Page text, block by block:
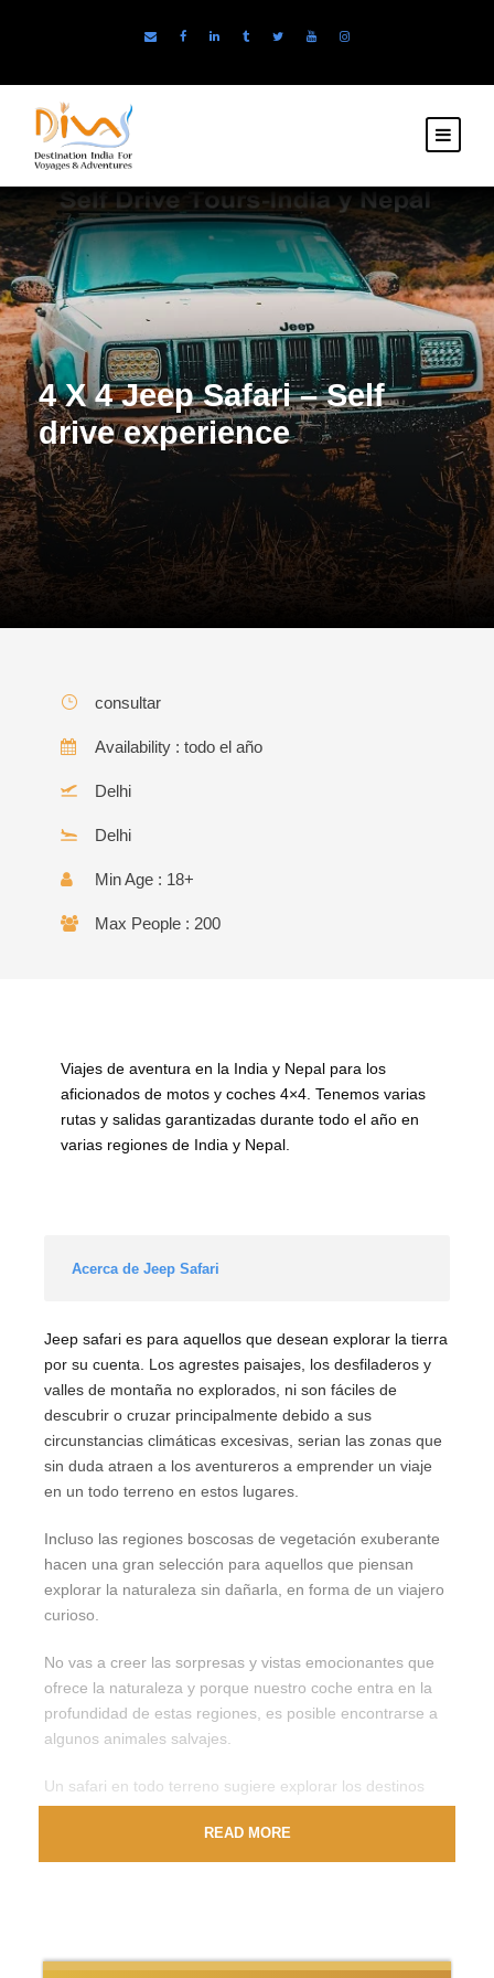
4 X 4 Jeep Safari – Self
drive experience
consultar
Availability : todo el año
Delhi
Delhi
Min Age : 18+
Max People : 200
Viajes de aventura en la India y Nepal para los
aficionados de motos y coches 4×4. Tenemos varias
rutas y salidas garantizadas durante todo el año en
varias regiones de India y Nepal.
Acerca de Jeep Safari
Jeep safari es para aquellos que desean explorar la tierra
por su cuenta. Los agrestes paisajes, los desfiladeros y
valles de montaña no explorados, ni son fáciles de
descubrir o cruzar principalmente debido a sus
circunstancias climáticas excesivas, serian las zonas que
sin duda atraen a los aventureros a emprender un viaje
en un todo terreno en estos lugares.
Incluso las regiones boscosas de vegetación exuberante
hacen una gran selección para aquellos que piensan
explorar la naturaleza sin dañarla, en forma de un viajero
curioso.
No vas a creer las sorpresas y vistas emocionantes que
ofrece la naturaleza y porque nuestro coche entra en la
profundidad de estas regiones, es posible encontrarse a
algunos animales salvajes.
Un safari en todo terreno sugiere explorar los destinos
menos conocidos más el campo, por lo que podría incluir
las incursiones fuera de las carreteras, aunque no es
recomendable conducir en la arena del desierto por
ritmo podría ser variado para estar a gusto, disfrutando
READ MORE